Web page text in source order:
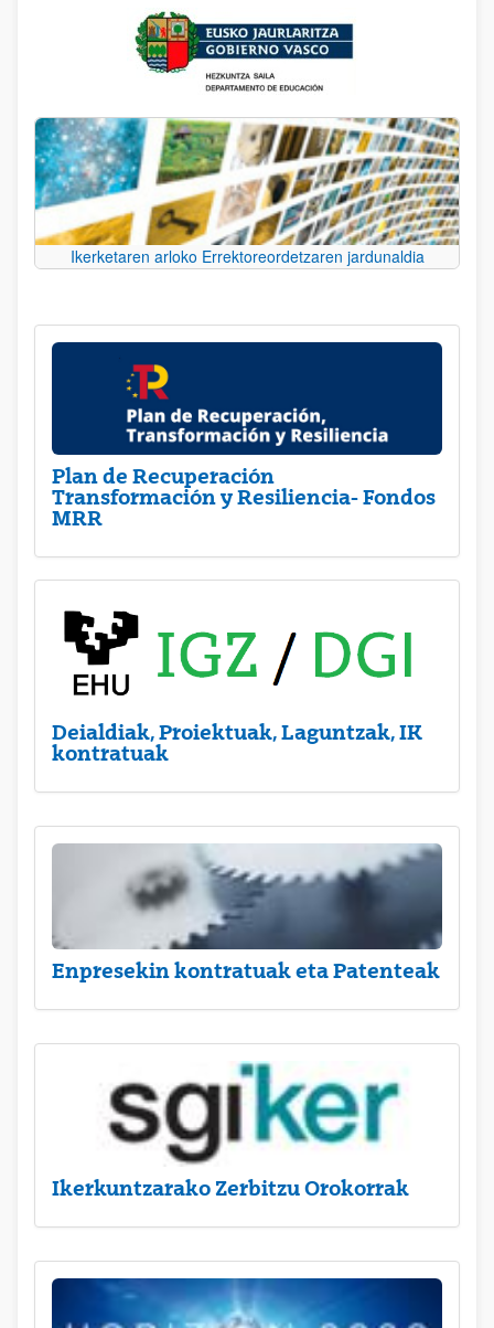
Ikerketaren arloko Errektoreordetzaren jardunaldia
Plan de Recuperación
Transformación y Resiliencia- Fondos
MRR
Deialdiak, Proiektuak, Laguntzak, IK
kontratuak
Enpresekin kontratuak eta Patenteak
Ikerkuntzarako Zerbitzu Orokorrak